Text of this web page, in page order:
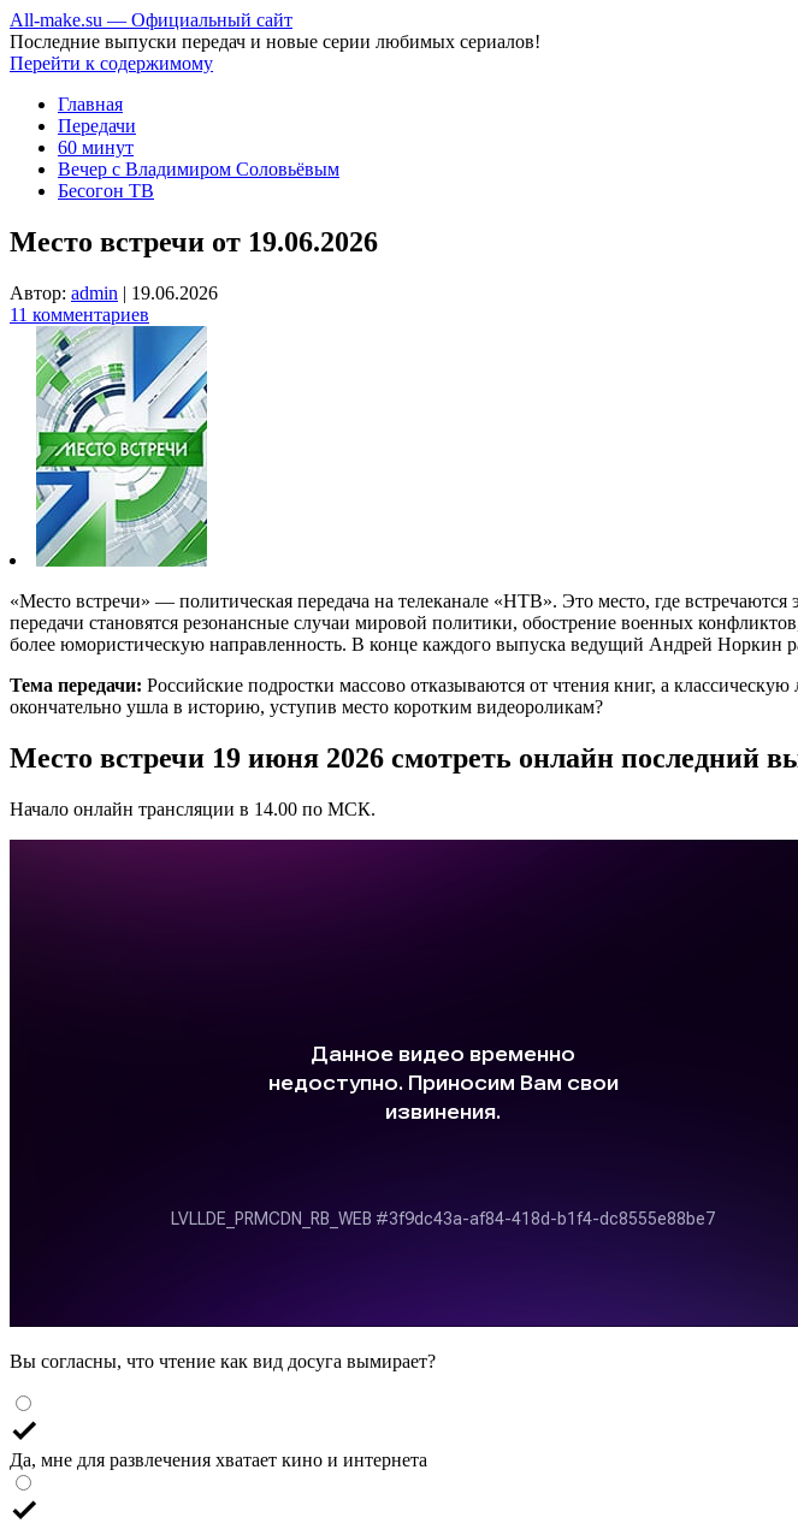
All-make.su — Официальный сайт
Последние выпуски передач и новые серии любимых сериалов!
Перейти к содержимому
Главная
Передачи
60 минут
Вечер с Владимиром Соловьёвым
Бесогон ТВ
Место встречи от 19.06.2026
Автор: admin | 19.06.2026
11 комментариев
«Место встречи» — политическая передача на телеканале «НТВ». Это место, где
передачи становятся резонансные случаи мировой политики, обострение военных
более юмористическую направленность. В конце каждого выпуска ведущий Андрей Норкин
Тема передачи: Российские подростки массово отказываются от чтения книг, а
окончательно ушла в историю, уступив место коротким видеороликам?
Место встречи 19 июня 2026 смотреть онлайн последний
Начало онлайн трансляции в 14.00 по МСК.
Вы согласны, что чтение как вид досуга вымирает?
Да, мне для развлечения хватает кино и интернета